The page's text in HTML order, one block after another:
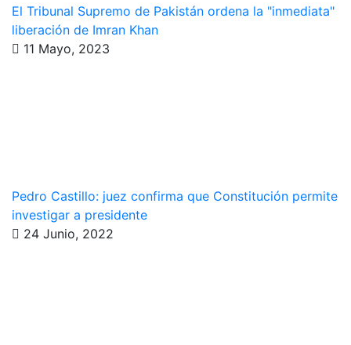
El Tribunal Supremo de Pakistán ordena la "inmediata"
liberación de Imran Khan
11 Mayo, 2023
Pedro Castillo: juez confirma que Constitución permite
investigar a presidente
24 Junio, 2022